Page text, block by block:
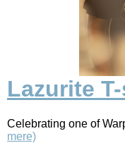
Lazurite
Celebrating one of
mere)